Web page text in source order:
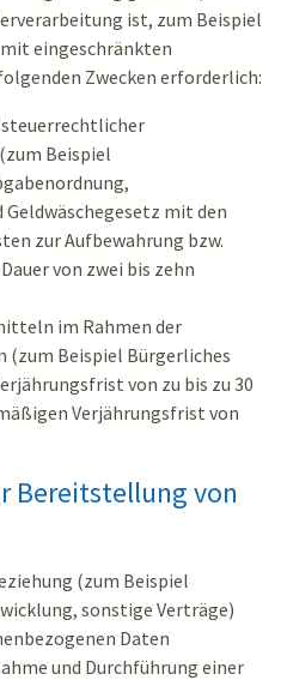
ist, zum Beispiel
eingeschränkten
Zwecken erforderlich:
Beispiel
mit den
zur Aufbewahrung bzw.
von zwei bis zehn
im Rahmen der
(zum Beispiel Bürgerliches
von zu bis zu 30
Verjährungsfrist von
Bereitstellung von
(zum Beispiel
sonstige Verträge)
Daten
und Durchführung einer